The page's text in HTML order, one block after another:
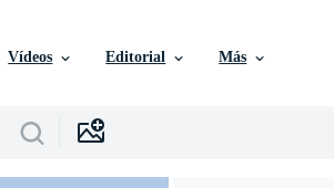
Vídeos Editorial Más